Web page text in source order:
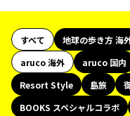
すべて 地球の歩き方 海
aruco 海外
aruco 国内
Resort Style
島旅
BOOKS スペシャルコラボ